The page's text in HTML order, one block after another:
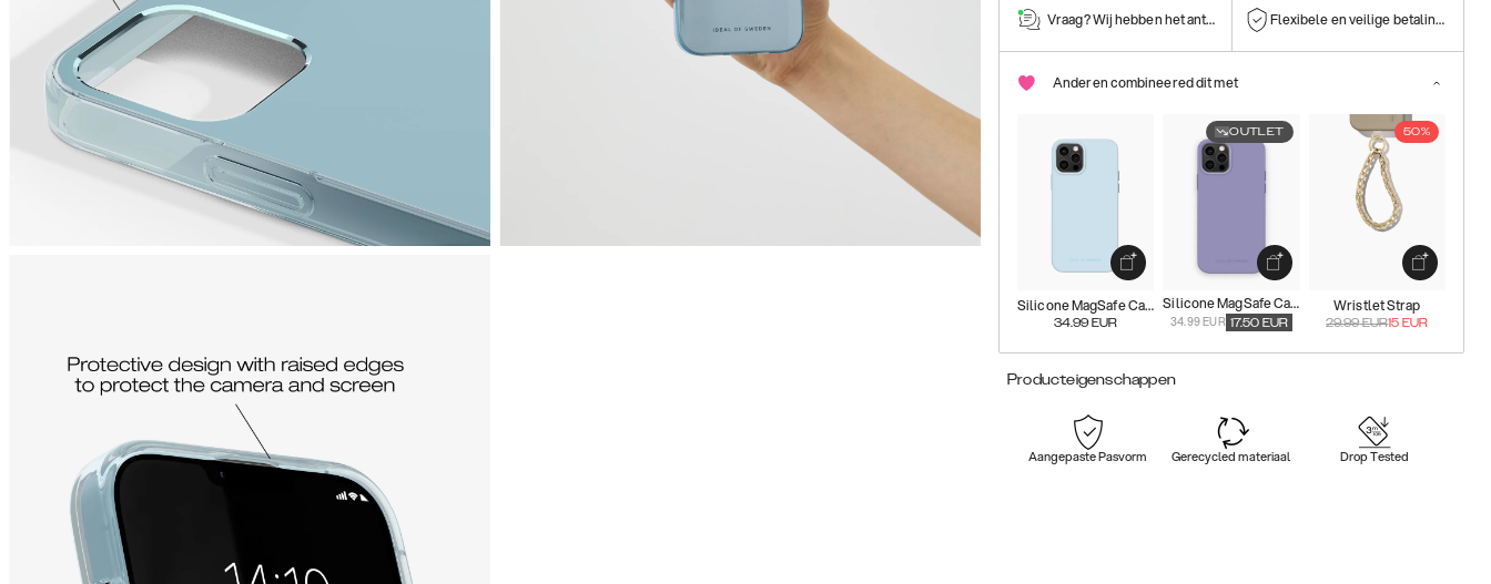
Vraag? Wij hebben het antwoord! Flexibele en veilige betalingen
Anderen combineered dit met
Silicone MagSafe Case
34.99 EUR
OUTLET
Silicone MagSafe Case
34.99 EUR 17.50 EUR
50%
Wristlet Strap
29.99EUR15 EUR
Producteigenschappen
Aangepaste Pasvorm Gerecycled materiaal Drop Tested